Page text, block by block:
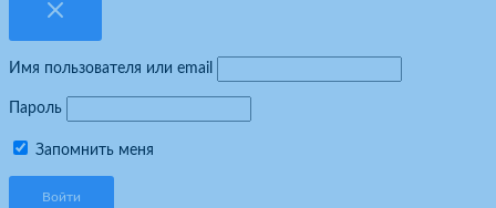
Имя пользователя или email
Пароль
Запомнить меня